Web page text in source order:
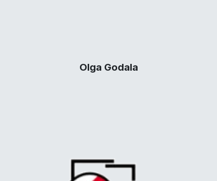
Olga Godala